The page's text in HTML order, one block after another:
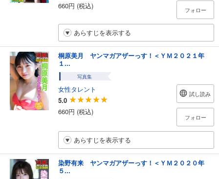
660円 (税込)
フォロー
あらすじを表示する
桐原美月 ヤンマガアザーっす！＜ＹＭ２０２１年
１...
写真集
女性タレント
5.0
660円 (税込)
試し読み
フォロー
あらすじを表示する
染野有来 ヤンマガアザーっす！＜ＹＭ２０２０年
５...